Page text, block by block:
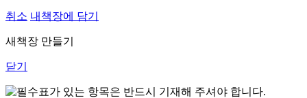
취소 내책장에 담기
새책장 만들기
닫기
표가 있는 항목은 반드시 기재해 주셔야 합니다.